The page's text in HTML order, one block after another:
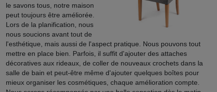
le savons tous, notre maison
peut toujours être améliorée.
Lors de la planification, nous
nous soucions avant tout de
l'esthétique, mais aussi de l'aspect pratique. Nous pouvons tout
mettre en place bien. Parfois, il suffit d'ajouter des attaches
décoratives aux rideaux, de coller de nouveaux crochets dans la
salle de bain et peut-être même d'ajouter quelques boîtes pour
mieux organiser les cosmétiques, chaque amélioration compte.